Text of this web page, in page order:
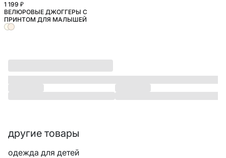
1 199 ₽
ВЕЛЮРОВЫЕ ДЖОГГЕРЫ С
ПРИНТОМ ДЛЯ МАЛЫШЕЙ
другие товары
одежда для детей